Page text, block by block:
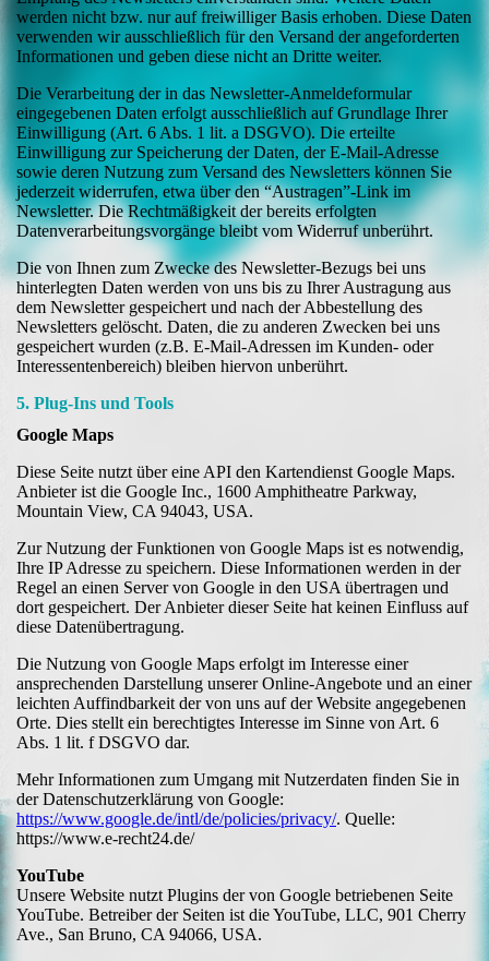
werden nicht bzw. nur auf freiwilliger Basis erhoben. Diese Daten
verwenden wir ausschließlich für den Versand der angeforderten
Informationen und geben diese nicht an Dritte weiter.
Die Verarbeitung der in das Newsletter-Anmeldeformular
eingegebenen Daten erfolgt ausschließlich auf Grundlage Ihrer
Einwilligung (Art. 6 Abs. 1 lit. a DSGVO). Die erteilte
Einwilligung zur Speicherung der Daten, der E-Mail-Adresse
sowie deren Nutzung zum Versand des Newsletters können Sie
jederzeit widerrufen, etwa über den “Austragen”-Link im
Newsletter. Die Rechtmäßigkeit der bereits erfolgten
Datenverarbeitungsvorgänge bleibt vom Widerruf unberührt.
Die von Ihnen zum Zwecke des Newsletter-Bezugs bei uns
hinterlegten Daten werden von uns bis zu Ihrer Austragung aus
dem Newsletter gespeichert und nach der Abbestellung des
Newsletters gelöscht. Daten, die zu anderen Zwecken bei uns
gespeichert wurden (z.B. E-Mail-Adressen im Kunden- oder
Interessentenbereich) bleiben hiervon unberührt.
5. Plug-Ins und Tools
Google Maps
Diese Seite nutzt über eine API den Kartendienst Google Maps.
Anbieter ist die Google Inc., 1600 Amphitheatre Parkway,
Mountain View, CA 94043, USA.
Zur Nutzung der Funktionen von Google Maps ist es notwendig,
Ihre IP Adresse zu speichern. Diese Informationen werden in der
Regel an einen Server von Google in den USA übertragen und
dort gespeichert. Der Anbieter dieser Seite hat keinen Einfluss auf
diese Datenübertragung.
Die Nutzung von Google Maps erfolgt im Interesse einer
ansprechenden Darstellung unserer Online-Angebote und an einer
leichten Auffindbarkeit der von uns auf der Website angegebenen
Orte. Dies stellt ein berechtigtes Interesse im Sinne von Art. 6
Abs. 1 lit. f DSGVO dar.
Mehr Informationen zum Umgang mit Nutzerdaten finden Sie in
der Datenschutzerklärung von Google:
https://www.google.de/intl/de/policies/privacy/. Quelle:
https://www.e-recht24.de/
YouTube
Unsere Website nutzt Plugins der von Google betriebenen Seite
YouTube. Betreiber der Seiten ist die YouTube, LLC, 901 Cherry
Ave., San Bruno, CA 94066, USA.